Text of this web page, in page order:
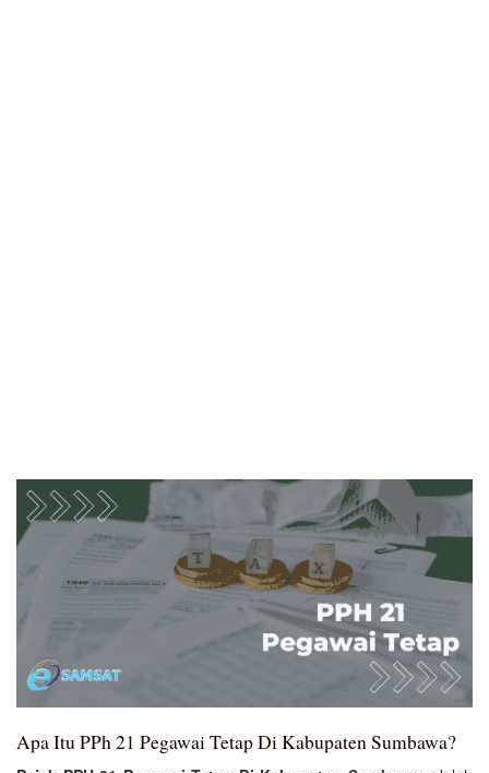
Apa Itu PPh 21 Pegawai Tetap Di Kabupaten Sumbawa?